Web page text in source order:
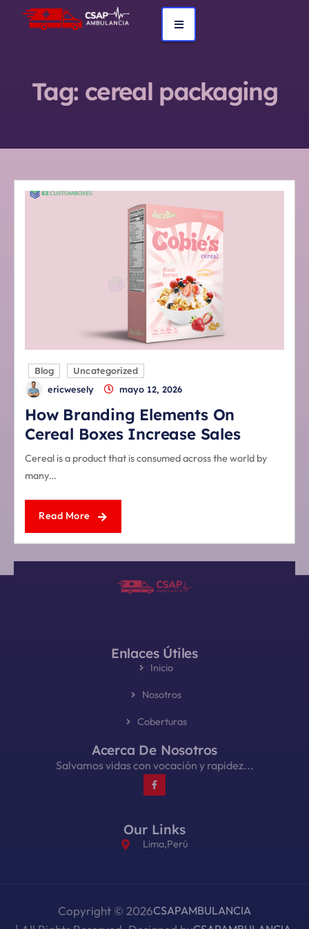
Tag: cereal packaging
Blog
Uncategorized
ericwesely
mayo 12, 2026
How Branding Elements On
Cereal Boxes Increase Sales
Cereal is a product that is consumed across the world by
many…
Read More
Enlaces Útiles
Inicio
Nosotros
Coberturas
Acerca De Nosotros
Salvamos vidas con vocación y rapidez...
Our Links
Lima,Perú
Copyright © 2026CSAPAMBULANCIA